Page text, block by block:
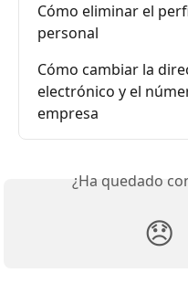
Cómo eliminar el
personal
Cómo cambiar la
electrónico y el
empresa
¿Ha quedado
😞